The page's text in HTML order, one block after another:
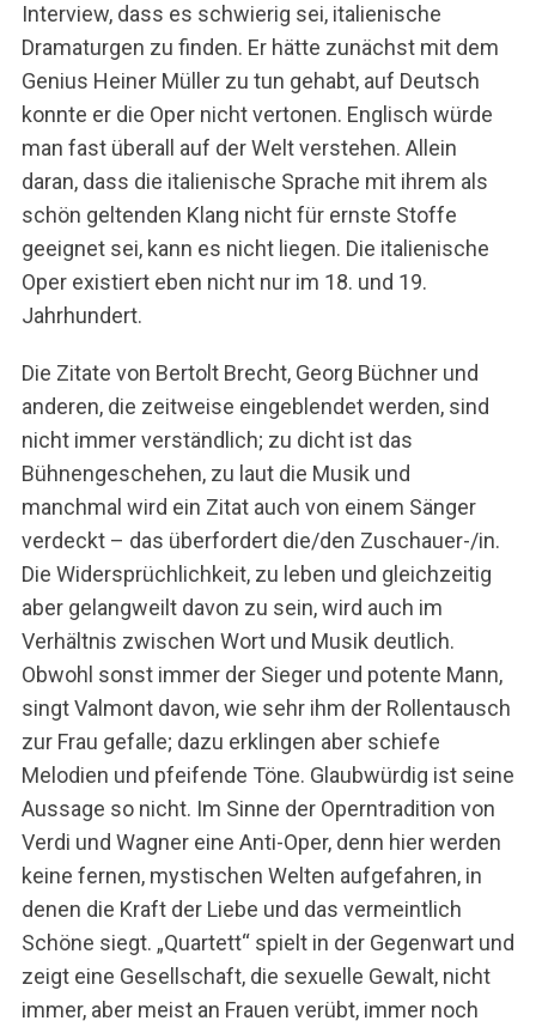
Interview, dass es schwierig sei, italienische
Dramaturgen zu finden. Er hätte zunächst mit dem
Genius Heiner Müller zu tun gehabt, auf Deutsch
konnte er die Oper nicht vertonen. Englisch würde
man fast überall auf der Welt verstehen. Allein
daran, dass die italienische Sprache mit ihrem als
schön geltenden Klang nicht für ernste Stoffe
geeignet sei, kann es nicht liegen. Die italienische
Oper existiert eben nicht nur im 18. und 19.
Jahrhundert.
Die Zitate von Bertolt Brecht, Georg Büchner und
anderen, die zeitweise eingeblendet werden, sind
nicht immer verständlich; zu dicht ist das
Bühnengeschehen, zu laut die Musik und
manchmal wird ein Zitat auch von einem Sänger
verdeckt – das überfordert die/den Zuschauer-/in.
Die Widersprüchlichkeit, zu leben und gleichzeitig
aber gelangweilt davon zu sein, wird auch im
Verhältnis zwischen Wort und Musik deutlich.
Obwohl sonst immer der Sieger und potente Mann,
singt Valmont davon, wie sehr ihm der Rollentausch
zur Frau gefalle; dazu erklingen aber schiefe
Melodien und pfeifende Töne. Glaubwürdig ist seine
Aussage so nicht. Im Sinne der Operntradition von
Verdi und Wagner eine Anti-Oper, denn hier werden
keine fernen, mystischen Welten aufgefahren, in
denen die Kraft der Liebe und das vermeintlich
Schöne siegt. „Quartett“ spielt in der Gegenwart und
zeigt eine Gesellschaft, die sexuelle Gewalt, nicht
immer, aber meist an Frauen verübt, immer noch